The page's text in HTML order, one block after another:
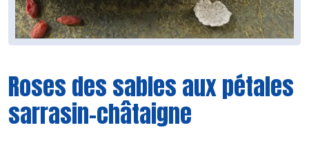
Roses des sables aux pétales
sarrasin-châtaigne